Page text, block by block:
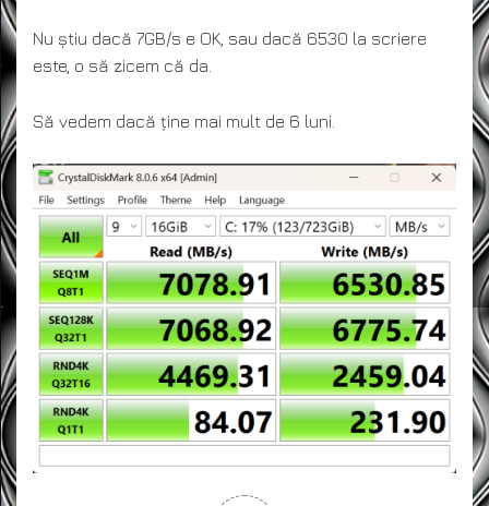
Nu știu dacă 7GB/s e OK, sau dacă 6530 la scriere
este, o să zicem că da.
Să vedem dacă ține mai mult de 6 luni.